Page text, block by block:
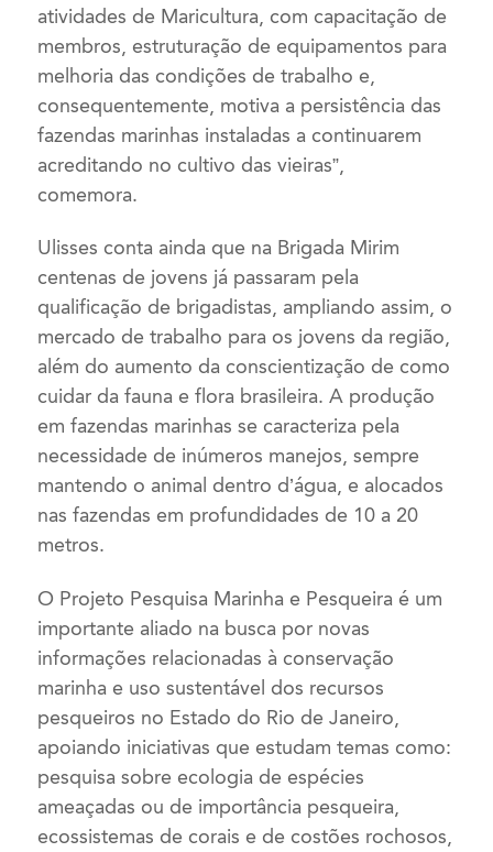
atividades de Maricultura, com capacitação de
membros, estruturação de equipamentos para
melhoria das condições de trabalho e,
consequentemente, motiva a persistência das
fazendas marinhas instaladas a continuarem
acreditando no cultivo das vieiras”,
comemora.
Ulisses conta ainda que na Brigada Mirim
centenas de jovens já passaram pela
qualificação de brigadistas, ampliando assim, o
mercado de trabalho para os jovens da região,
além do aumento da conscientização de como
cuidar da fauna e flora brasileira. A produção
em fazendas marinhas se caracteriza pela
necessidade de inúmeros manejos, sempre
mantendo o animal dentro d’água, e alocados
nas fazendas em profundidades de 10 a 20
metros.
O Projeto Pesquisa Marinha e Pesqueira é um
importante aliado na busca por novas
informações relacionadas à conservação
marinha e uso sustentável dos recursos
pesqueiros no Estado do Rio de Janeiro,
apoiando iniciativas que estudam temas como:
pesquisa sobre ecologia de espécies
ameaçadas ou de importância pesqueira,
ecossistemas de corais e de costões rochosos,